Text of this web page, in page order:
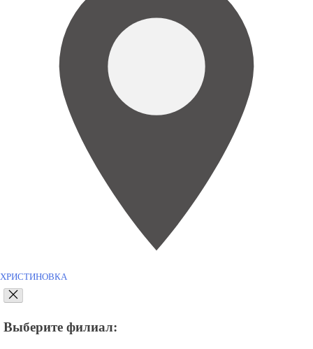
ХРИСТИНОВКА
Выберите филиал: